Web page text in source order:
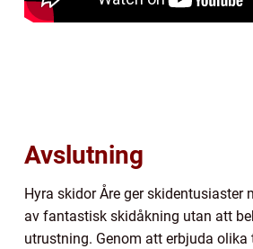
Avslutning
Hyra skidor Åre ger skidentusiaster
av fantastisk skidåkning utan att
utrustning. Genom att erbjuda olika